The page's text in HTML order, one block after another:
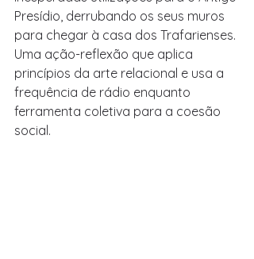
Presídio, derrubando os seus muros
para chegar à casa dos Trafarienses.
Uma ação-reflexão que aplica
princípios da arte relacional e usa a
frequência de rádio enquanto
ferramenta coletiva para a coesão
social.